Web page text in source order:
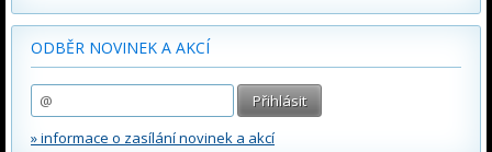
ODBĚR NOVINEK A AKCÍ
» informace o zasílání novinek a akcí